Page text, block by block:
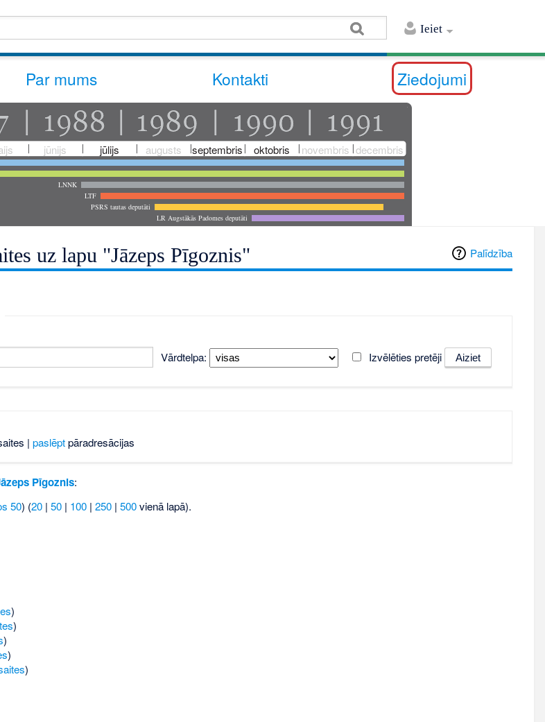
Ieiet
Par mums Kontakti Ziedojumi
jūnijs jūlijs augusts septembris oktobris novembris decembris
LNNK
LTF
PSRS tautas deputāti
LR Augstākās Padomes deputāti
Palīdzība
uz lapu "Jāzeps Pīgoznis"
Vārdtelpa: Izvēlēties pretēji
|paslēptpāradresācijas
Pīgoznis:
50) (20| 50| 100| 250| 500vienā lapā).
)
)
)
)
)